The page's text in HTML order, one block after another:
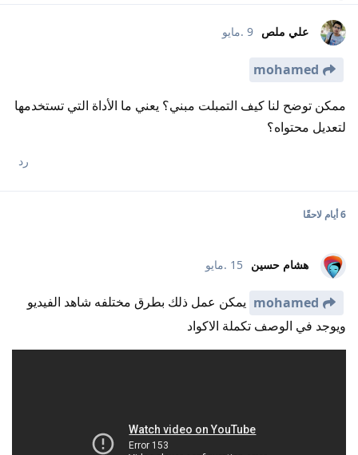
علي ملص 9 .مايو
mohamed
ممكن توضح لنا كيف التمبلت مبني؟ يعني ما الأداة التي تستخدمها
لتعديل محتواه؟
رد
6 أيام لاحقًا
هشام حسين 15 .مايو
mohamed يمكن عمل ذلك بطرق مختلفه شاهد الفيديو
ويوجد في الوصف تكملة الاكواد